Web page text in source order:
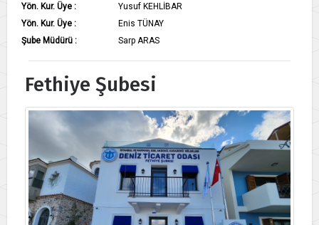
Yön. Kur. Üye :
Yusuf KEHLİBAR
Yön. Kur. Üye :
Enis TÜNAY
Şube Müdürü :
Sarp ARAS
Fethiye Şubesi